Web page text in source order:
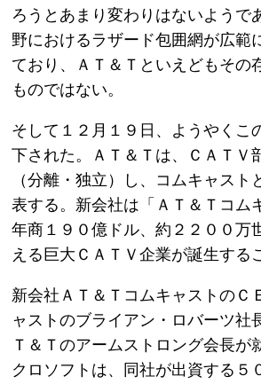
ろうとあまり変わりはないようで
野におけるラザード包囲網が広範
ており、ＡＴ＆Ｔといえどもその
ものではない。
そして１２月１９日、ようやくこ
下された。ＡＴ＆Ｔは、ＣＡＴＶ
（分離・独立）し、コムキャスト
表する。新会社は「ＡＴ＆Ｔコム
年商１９０億ドル、約２２００万
える巨大ＣＡＴＶ企業が誕生する
新会社ＡＴ＆ＴコムキャストのＣ
ャストのブライアン・ロバーツ社
Ｔ＆Ｔのアームストロング会長が
クロソフトは、同社が出資する５